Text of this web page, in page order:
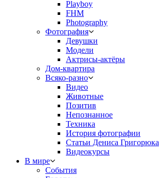
Playboy
FHM
Photography
Фотография
Девушки
Модели
Актрисы-актёры
Дом-квартира
Всяко-разно
Видео
Животные
Позитив
Непознанное
Техника
История фотографии
Статьи Дениса Григорюка
Видеокурсы
В мире
События